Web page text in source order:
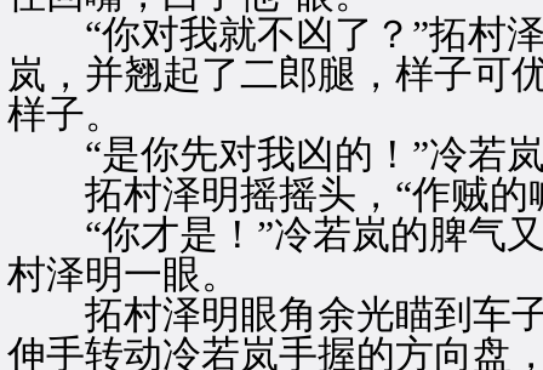
“你对我就不凶了？”拓村泽
岚，并翘起了二郎腿，样子可
样子。
“是你先对我凶的！”冷若岚
拓村泽明摇摇头，“作贼的
“你才是！”冷若岚的脾气又
村泽明一眼。
拓村泽明眼角余光瞄到车子
伸手转动冷若岚手握的方向盘